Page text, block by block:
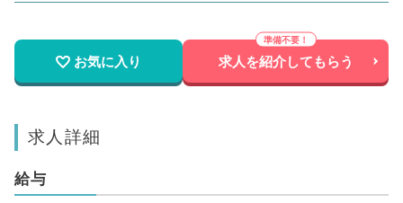
お気に入り 求人を紹介してもらう
求人詳細
給与